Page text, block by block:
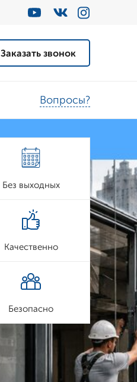
Заказать звонок
Вопросы?
Без выходных
Качественно
Безопасно